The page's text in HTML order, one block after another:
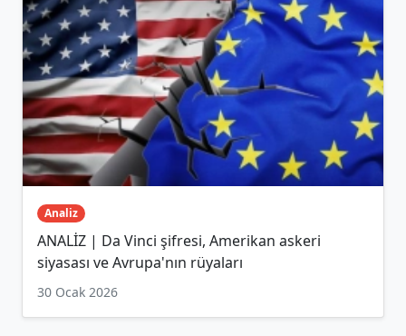
Analiz
ANALİZ | Da Vinci şifresi, Amerikan askeri
siyasası ve Avrupa'nın rüyaları
30 Ocak 2026